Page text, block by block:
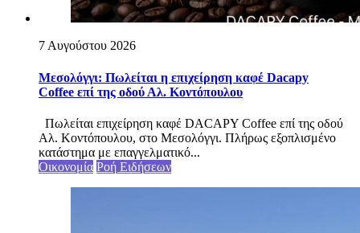
7 Αυγούστου 2026
Μεσολόγγι: Πωλείται η επιχείρηση καφέ Dacapy
Coffee επί της οδού Αλ. Κοντόπουλου
Πωλείται επιχείρηση καφέ DACAPY Coffee επί της οδού
Αλ. Κοντόπουλου, στο Μεσολόγγι. Πλήρως εξοπλισμένο
κατάστημα με επαγγελματικό...
Οικονομία Ροή Ειδήσεων